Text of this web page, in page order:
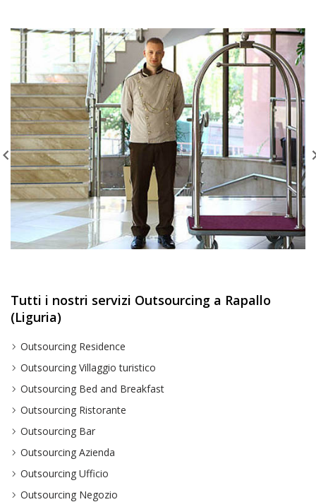
Tutti i nostri servizi Outsourcing a Rapallo
(Liguria)
Outsourcing Residence
Outsourcing Villaggio turistico
Outsourcing Bed and Breakfast
Outsourcing Ristorante
Outsourcing Bar
Outsourcing Azienda
Outsourcing Ufficio
Outsourcing Negozio